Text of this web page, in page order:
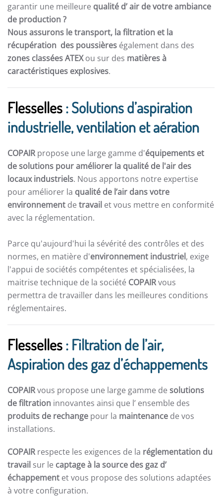
garantir une meilleure qualité d’ air de votre ambiance
de production ?
Nous assurons le transport, la filtration et la
récupération des poussières également dans des
zones classées ATEXou sur des matières à
caractéristiques explosives.
Flesselles: Solutions d’aspiration
industrielle, ventilation et aération
COPAIRpropose une large gamme d'équipements et
de solutions pour améliorer la qualité de l'air des
locaux industriels. Nous apportons notre expertise
pour améliorer la qualité de l’air dans votre
environnement de travail et vous mettre en conformité
avec la réglementation.
Parce qu'aujourd'hui la sévérité des contrôles et des
normes, en matière d'environnement industriel, exige
l'appui de sociétés compétentes et spécialisées, la
maitrise technique de la société COPAIRvous
permettra de travailler dans les meilleures conditions
réglementaires.
Flesselles: Filtration de l’air,
Aspiration des gaz d’échappements
COPAIRvous propose une large gamme de solutions
de filtration innovantes ainsi que l’ ensemble des
produits de rechange pour la maintenance de vos
installations.
COPAIRrespecte les exigences de la réglementation du
travail sur le captage à la source des gaz d’
échappement et vous propose des solutions adaptées
à votre configuration.